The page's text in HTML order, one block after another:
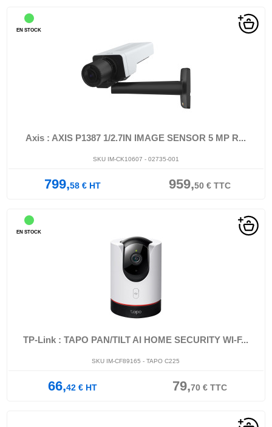
Axis : AXIS P1387 1/2.7IN IMAGE SENSOR 5 MP R...
SKU IM-CK10607 - 02735-001
799,58€HT 959,50€TTC
EN STOCK
TP-Link : TAPO PAN/TILT AI HOME SECURITY WI-F...
SKU IM-CF89165 - TAPO C225
66,42€HT 79,70€TTC
EN STOCK